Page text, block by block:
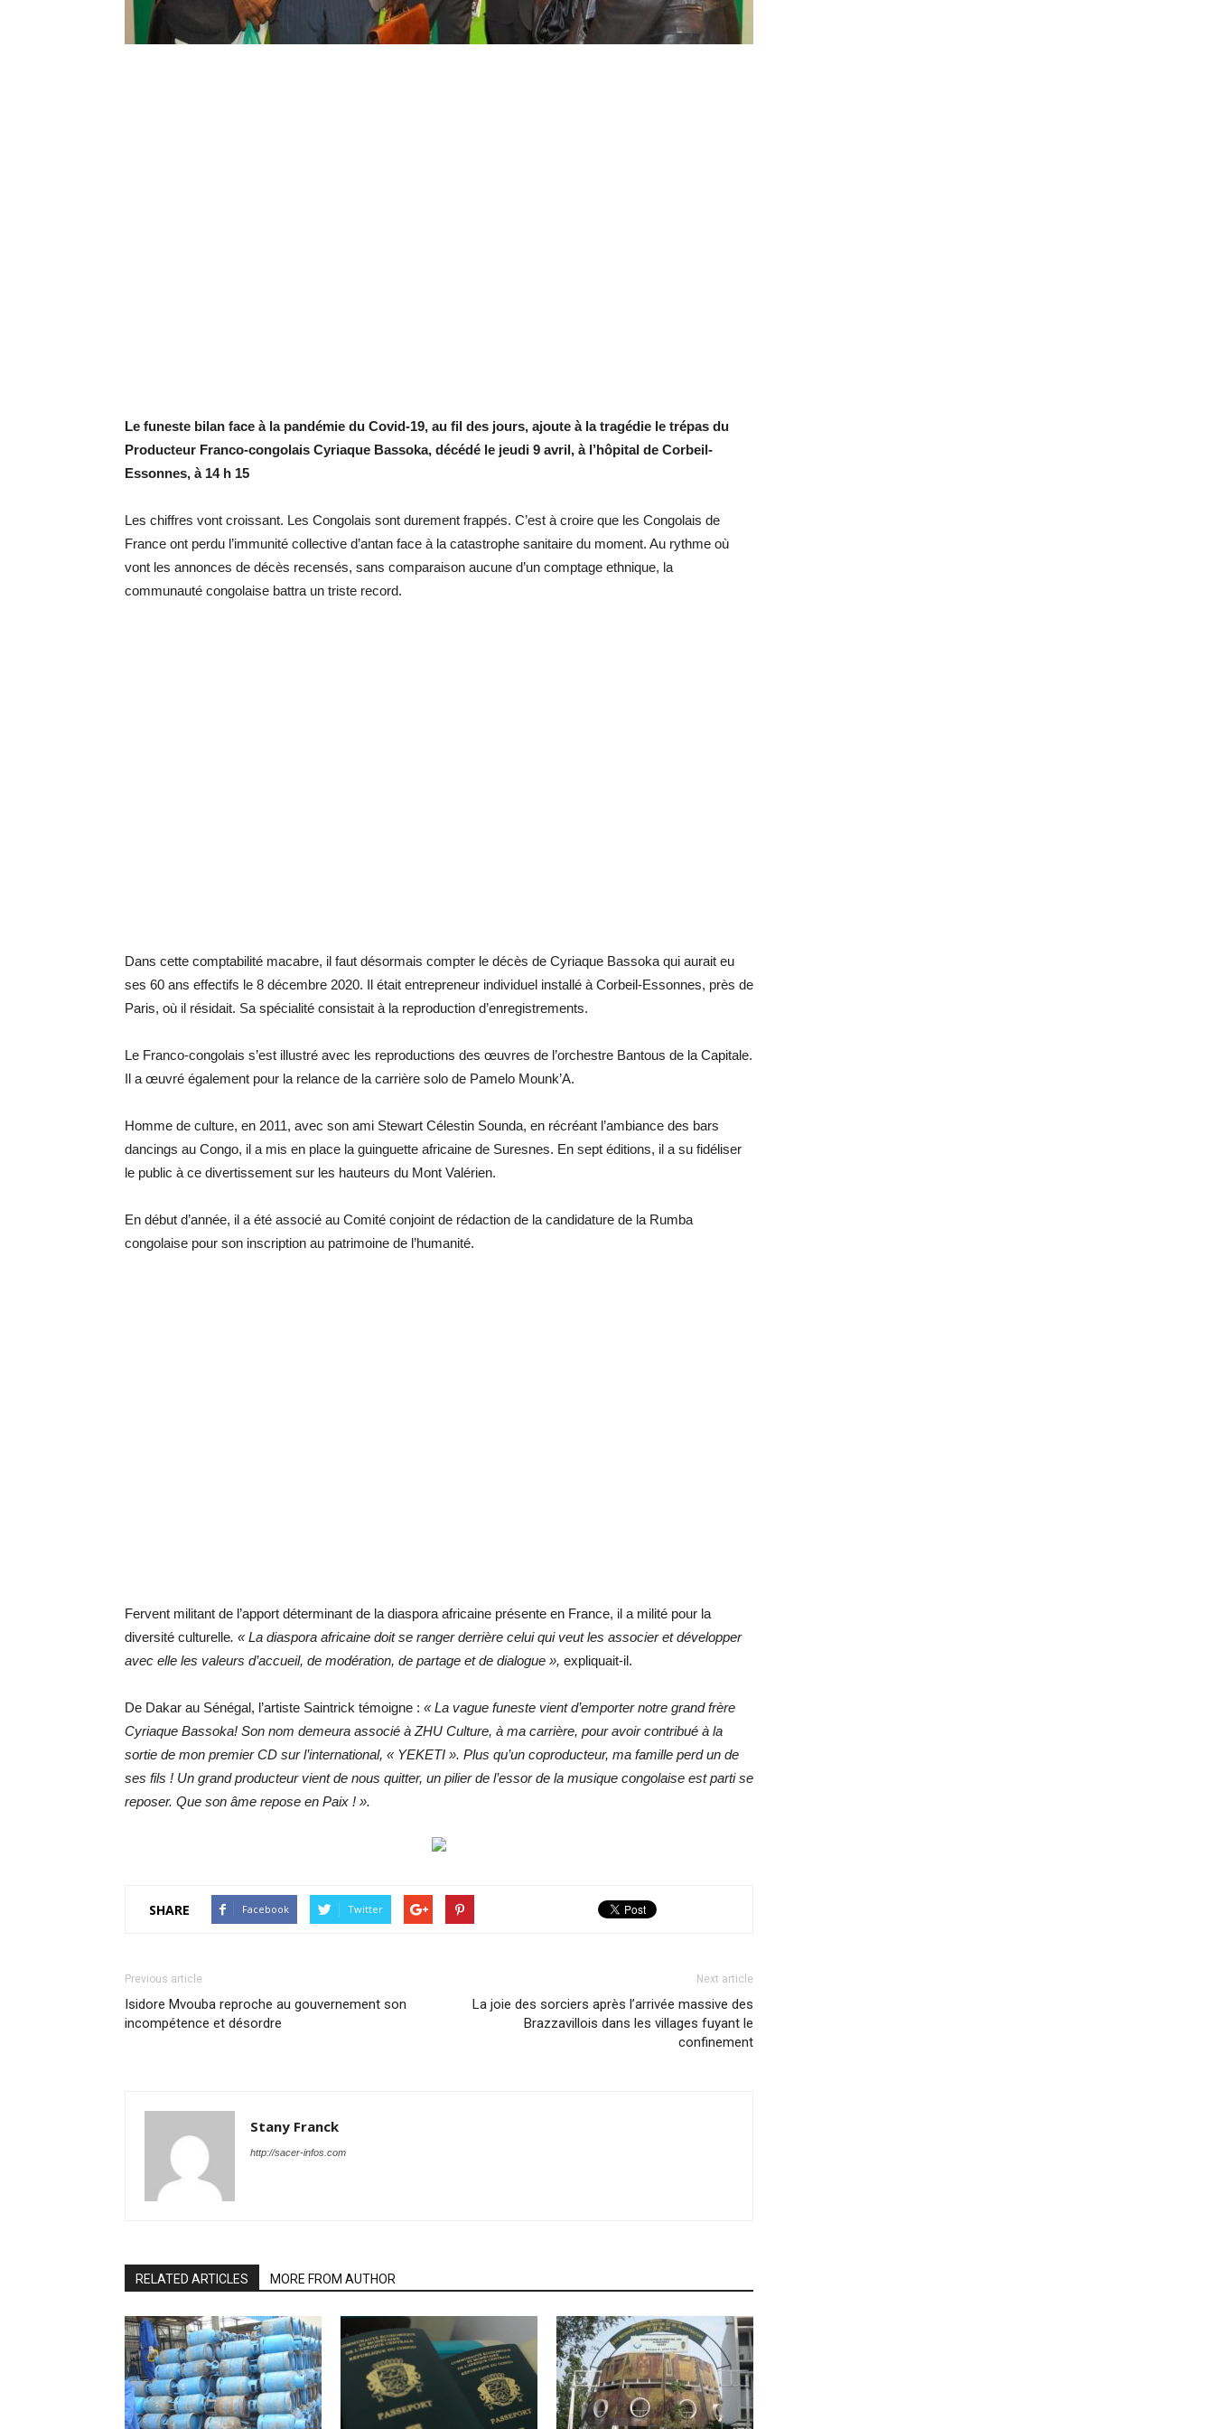
Le funeste bilan face à la pandémie du Covid-19, au fil des jours, ajoute à la tragédie le trépas du
Producteur Franco-congolais Cyriaque Bassoka, décédé le jeudi 9 avril, à l’hôpital de Corbeil-
Essonnes, à 14 h 15
Les chiffres vont croissant. Les Congolais sont durement frappés. C’est à croire que les Congolais de
France ont perdu l’immunité collective d’antan face à la catastrophe sanitaire du moment. Au rythme où
vont les annonces de décès recensés, sans comparaison aucune d’un comptage ethnique, la
communauté congolaise battra un triste record.
Dans cette comptabilité macabre, il faut désormais compter le décès de Cyriaque Bassoka qui aurait eu
ses 60 ans effectifs le 8 décembre 2020. Il était entrepreneur individuel installé à Corbeil-Essonnes, près de
Paris, où il résidait. Sa spécialité consistait à la reproduction d’enregistrements.
Le Franco-congolais s’est illustré avec les reproductions des œuvres de l’orchestre Bantous de la Capitale.
Il a œuvré également pour la relance de la carrière solo de Pamelo Mounk’A.
Homme de culture, en 2011, avec son ami Stewart Célestin Sounda, en récréant l’ambiance des bars
dancings au Congo, il a mis en place la guinguette africaine de Suresnes. En sept éditions, il a su fidéliser
le public à ce divertissement sur les hauteurs du Mont Valérien.
En début d’année, il a été associé au Comité conjoint de rédaction de la candidature de la Rumba
congolaise pour son inscription au patrimoine de l’humanité.
Fervent militant de l’apport déterminant de la diaspora africaine présente en France, il a milité pour la
diversité culturelle. « La diaspora africaine doit se ranger derrière celui qui veut les associer et développer
avec elle les valeurs d’accueil, de modération, de partage et de dialogue », expliquait-il.
De Dakar au Sénégal, l’artiste Saintrick témoigne : « La vague funeste vient d’emporter notre grand frère
Cyriaque Bassoka! Son nom demeura associé à ZHU Culture, à ma carrière, pour avoir contribué à la
sortie de mon premier CD sur l’international, « YEKETI ». Plus qu’un coproducteur, ma famille perd un de
ses fils ! Un grand producteur vient de nous quitter, un pilier de l’essor de la musique congolaise est parti se
reposer. Que son âme repose en Paix ! ».
SHARE Facebook Twitter
Previous article
Isidore Mvouba reproche au gouvernement son
incompétence et désordre
Next article
La joie des sorciers après l’arrivée massive des
Brazzavillois dans les villages fuyant le
confinement
Stany Franck
http://sacer-infos.com
RELATED ARTICLES MORE FROM AUTHOR